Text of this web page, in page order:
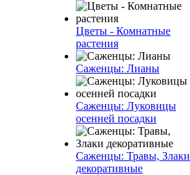
Цветы - Комнатные
растения
Саженцы: Лианы
Саженцы: Луковицы
осенней посадки
Саженцы: Травы, Злаки
декоративные